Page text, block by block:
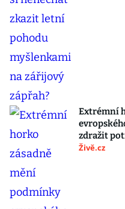
Extrémní
zdražit
Živě.cz